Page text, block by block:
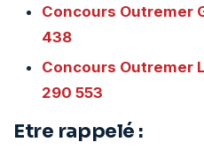
Concours Outremer
438
Concours Outremer
290 553
Etre rappelé :